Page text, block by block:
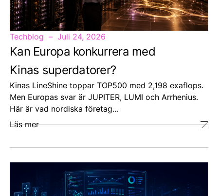
Techblog Juli 24, 2026
Kan Europa konkurrera med
Kinas superdatorer?
Kinas LineShine toppar TOP500 med 2,198 exaflops.
Men Europas svar är JUPITER, LUMI och Arrhenius.
Här är vad nordiska företag…
Läs mer